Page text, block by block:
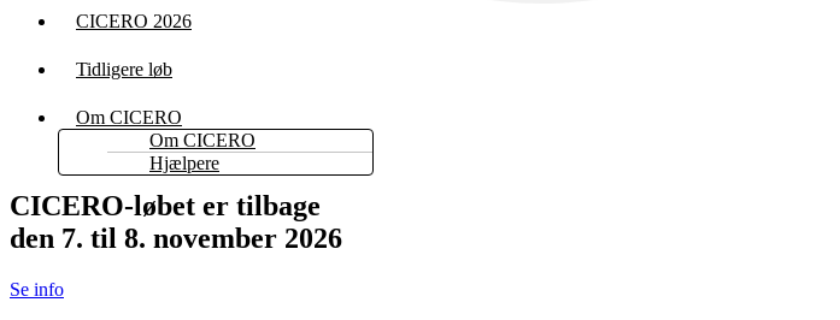
CICERO 2026
Tidligere løb
Om CICERO
Om CICERO
Hjælpere
CICERO-løbet er tilbage
den 7. til 8. november 2026
Se info